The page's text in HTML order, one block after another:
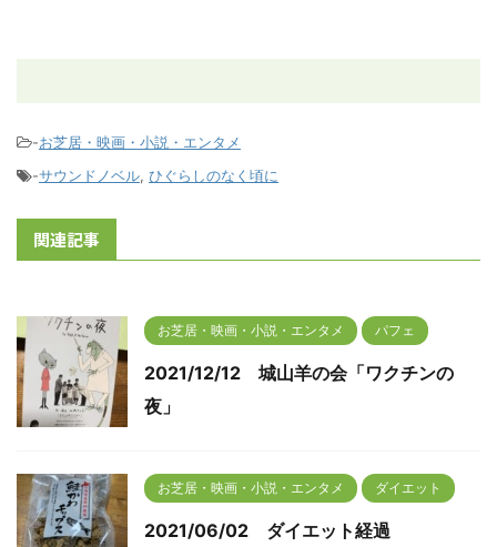
-お芝居・映画・小説・エンタメ
-サウンドノベル, ひぐらしのなく頃に
関連記事
お芝居・映画・小説・エンタメ パフェ
2021/12/12 城山羊の会「ワクチンの
夜」
お芝居・映画・小説・エンタメ ダイエット
2021/06/02 ダイエット経過